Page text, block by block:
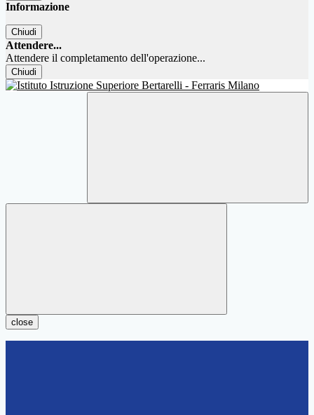
Informazione
Chiudi
Attendere...
Attendere il completamento dell'operazione...
Chiudi
close